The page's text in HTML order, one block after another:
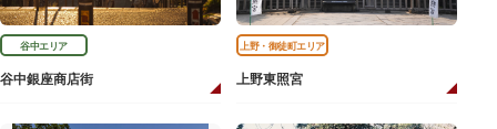
谷中エリア
谷中銀座商店街
上野・御徒町エリア
上野東照宮